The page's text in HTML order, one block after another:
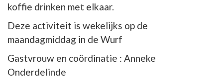
koffie drinken met elkaar.
Deze activiteit is wekelijks op de
maandagmiddag in de Wurf
Gastvrouw en coördinatie : Anneke
Onderdelinde